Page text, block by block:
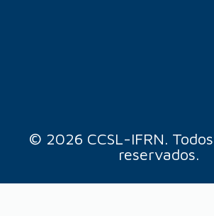
© 2026 CCSL-IFRN.
reservados.